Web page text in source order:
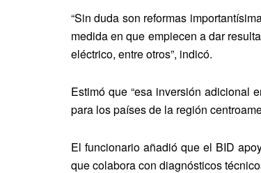
“Sin duda son reformas
medida en que empiecen a dar
eléctrico, entre otros”, indicó.
Estimó que “esa inversión adicional
para los países de la región
El funcionario añadió que el BID
que colabora con diagnósticos